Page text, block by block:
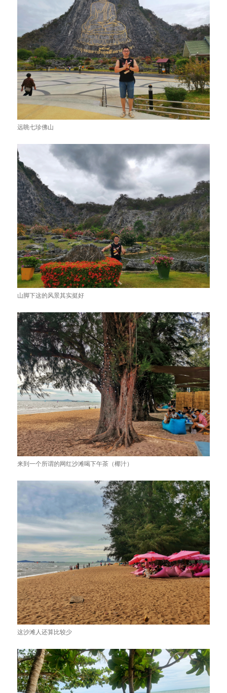
远眺七珍佛山
山脚下这的风景其实挺好
来到一个所谓的网红沙滩喝下午茶（椰汁）
这沙滩人还算比较少